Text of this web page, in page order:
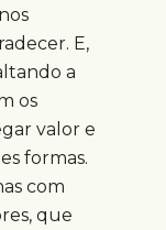
E,
a
os
valor e
formas.
com
que